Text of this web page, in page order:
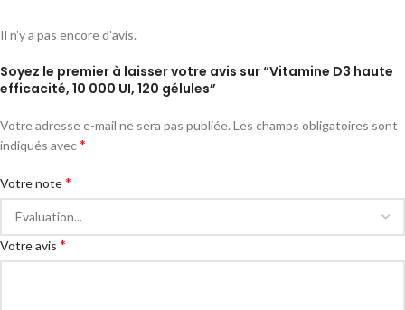
Il n’y a pas encore d’avis.
Soyez le premier à laisser votre avis sur “Vitamine D3 haute
efficacité, 10 000 UI, 120 gélules”
Votre adresse e-mail ne sera pas publiée. Les champs obligatoires sont
indiqués avec*
Votre note*
Votre avis *